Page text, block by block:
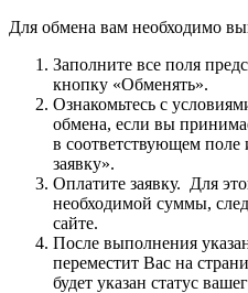
Для обмена вам необходимо
Заполните все поля
кнопку «Обменять».
Ознакомьтесь с
обмена, если вы
в соответствующем
заявку».
Оплатите заявку. Для
необходимой суммы,
сайте.
После выполнения
переместит Вас на
будет указан статус